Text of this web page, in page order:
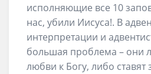
исполняющие все 10
нас, убили Иисуса!. В
интерпретации и
большая проблема – они
любви к Богу, либо ставят